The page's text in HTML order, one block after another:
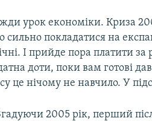
урок економіки. Криза
сильно покладатися на
І прийде пора платити
доти, поки вам готові
це нічому не навчило. У
2005 рік, перший